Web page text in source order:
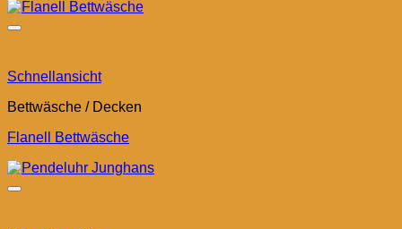
Schnellansicht
Bettwäsche / Decken
Flanell Bettwäsche